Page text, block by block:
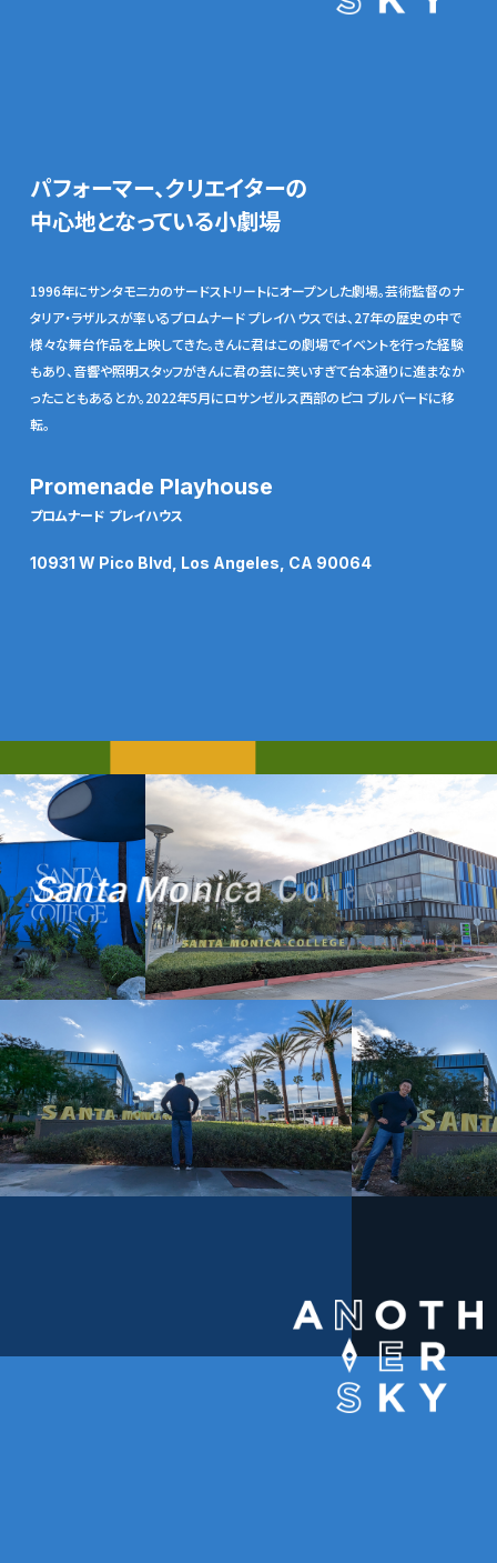
パフォーマー、クリエイターの
中心地となっている小劇場
1996年にサンタモニカのサードストリートにオープンした劇場。芸術監督のナ
タリア・ラザルスが率いるプロムナード プレイハウスでは、27年の歴史の中で
様々な舞台作品を上映してきた。きんに君はこの劇場でイベントを行った経験
もあり、音響や照明スタッフがきんに君の芸に笑いすぎて台本通りに進まなか
ったこともあるとか。2022年5月にロサンゼルス西部のピコ ブルバードに移
転。
Promenade Playhouse
プロムナード プレイハウス
10931 W Pico Blvd, Los Angeles, CA 90064
SantaMonicaCollege